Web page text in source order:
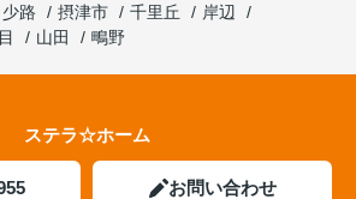
少路 摂津市 千里丘
岸辺
山田 鴫野
ステラ☆ホーム
お問い合わせ